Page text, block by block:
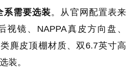
系需要选装。从官网配置表来
视镜、NAPPA真皮方向盘、
麂皮顶棚材质、双6.7英寸高
装。